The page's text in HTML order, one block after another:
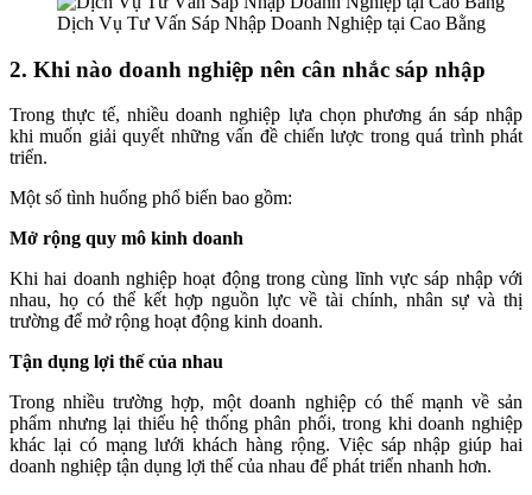
Dịch Vụ Tư Vấn Sáp Nhập Doanh Nghiệp tại Cao Bằng
2. Khi nào doanh nghiệp nên cân nhắc sáp nhập
Trong thực tế, nhiều doanh nghiệp lựa chọn phương án sáp nhập
khi muốn giải quyết những vấn đề chiến lược trong quá trình phát
triển.
Một số tình huống phổ biến bao gồm:
Mở rộng quy mô kinh doanh
Khi hai doanh nghiệp hoạt động trong cùng lĩnh vực sáp nhập với
nhau, họ có thể kết hợp nguồn lực về tài chính, nhân sự và thị
trường để mở rộng hoạt động kinh doanh.
Tận dụng lợi thế của nhau
Trong nhiều trường hợp, một doanh nghiệp có thế mạnh về sản
phẩm nhưng lại thiếu hệ thống phân phối, trong khi doanh nghiệp
khác lại có mạng lưới khách hàng rộng. Việc sáp nhập giúp hai
doanh nghiệp tận dụng lợi thế của nhau để phát triển nhanh hơn.